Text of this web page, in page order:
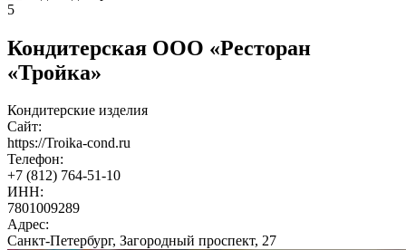
5
Кондитерская ООО «Ресторан
«Тройка»
Кондитерские изделия
Сайт:
https://Troika-cond.ru
Телефон:
+7 (812) 764-51-10
ИНН:
7801009289
Адрес:
Санкт-Петербург, Загородный проспект, 27